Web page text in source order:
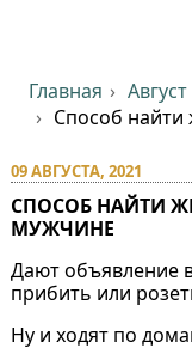
Главная
Способ
09 АВГУСТА, 2021
СПОСОБ НАЙТИ
МУЖЧИНЕ
Дают объявление
прибить или
Ну и ходят по